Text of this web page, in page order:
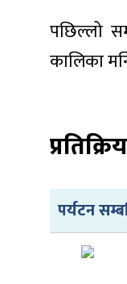
पछिल्लो
कालिका
पर्यटन